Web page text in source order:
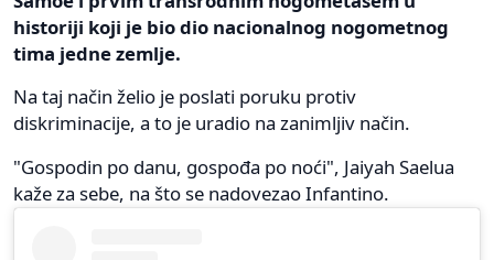
historiji koji je bio dio nacionalnog nogometnog
tima jedne zemlje.
Na taj način želio je poslati poruku protiv
diskriminacije, a to je uradio na zanimljiv način.
"Gospodin po danu, gospođa po noći", Jaiyah Saelua
kaže za sebe, na što se nadovezao Infantino.